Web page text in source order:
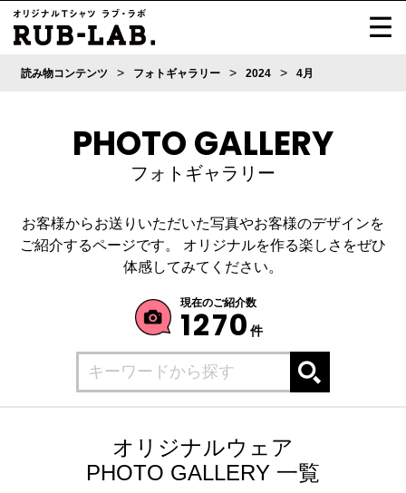
読み物コンテンツ > フォトギャラリー > 2024 > 4月
PHOTO GALLERY
フォトギャラリー
お客様からお送りいただいた写真やお客様のデザインを
ご紹介するページです。
オリジナルを作る楽しさをぜひ
体感してみてください。
現在のご紹介数
1270 件
オリジナルウェア
PHOTO GALLERY 一覧